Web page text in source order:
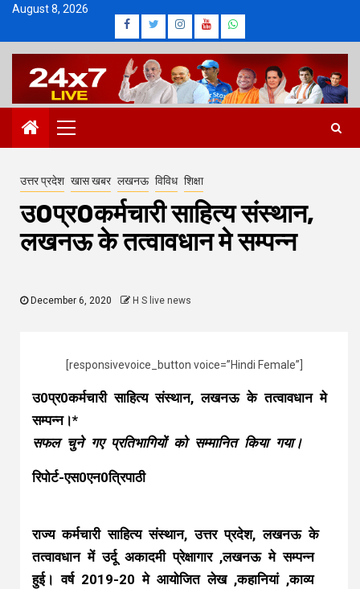
Skip
content
August 8, 2026
Facebook
Twitter
Instagram
Youtube
Whatsapp
Primary
Menu
उत्तर प्रदेश खास खबर लखनऊ विविध शिक्षा
उ0प्र0कर्मचारी साहित्य संस्थान,
लखनऊ के तत्वावधान मे सम्पन्न
December 6, 2020 H S live news
[responsivevoice_button voice=”Hindi Female”]
उ0प्र0कर्मचारी साहित्य संस्थान, लखनऊ के तत्वावधान मे
सम्पन्न।*
सफल चुने गए प्रतिभागियों को सम्मानित किया गया।
रिपोर्ट-एस0एन0त्रिपाठी
राज्य कर्मचारी साहित्य संस्थान, उत्तर प्रदेश, लखनऊ के
तत्वावधान में उर्दू अकादमी प्रेक्षागार ,लखनऊ मे सम्पन्न
हुई। वर्ष 2019-20 मे आयोजित लेख ,कहानियां ,काव्य